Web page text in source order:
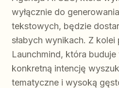
wyłącznie do
tekstowych, będzie
słabych wynikach. Z
Launchmind, która
konkretną intencję
tematyczne i wysoką